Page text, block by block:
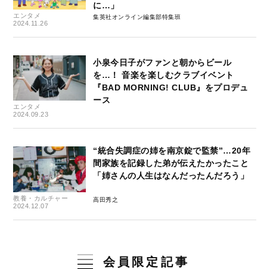
エンタメ
2024.11.26
に…」
集英社オンライン編集部特集班
エンタメ
2024.09.23
小泉今日子がファンと朝からビール
を…！ 音楽を楽しむクラブイベント
『BAD MORNING! CLUB』をプロデュ
ース
教養・カルチャー
2024.12.07
“統合失調症の姉を南京錠で監禁”…20年
間家族を記録した弟が伝えたかったこと
「姉さんの人生はなんだったんだろう」
高田秀之
会員限定記事